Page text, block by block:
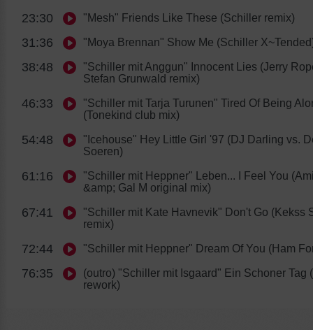
23:30 "Mesh" Friends Like These (Schiller remix)
31:36 "Moya Brennan" Show Me (Schiller
38:48
"Schiller mit Anggun" Innocent Lies (Jerry
Stefan Grunwald remix)
46:33
"Schiller mit Tarja Turunen" Tired Of Being
(Tonekind club mix)
54:48
"Icehouse" Hey Little Girl '97 (DJ Darling vs.
Soeren)
61:16
"Schiller mit Heppner" Leben... I Feel You
&amp; Gal M original mix)
67:41
"Schiller mit Kate Havnevik" Don't Go (Kekss
remix)
72:44 "Schiller mit Heppner" Dream Of You (Ham
76:35
(outro) "Schiller mit Isgaard" Ein Schoner Tag
rework)